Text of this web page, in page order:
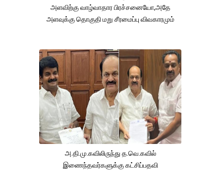
அளவிற்கு வாழ்வாதார பிரச்சனையோ,அதே
அளவுக்கு தொகுதி மறு சீரமைப்பு விவகாரமும்
அ.தி.மு.கவிலிருந்து த.வெ.கவில்
இணைந்தவர்களுக்கு கட்சிப்பதவி